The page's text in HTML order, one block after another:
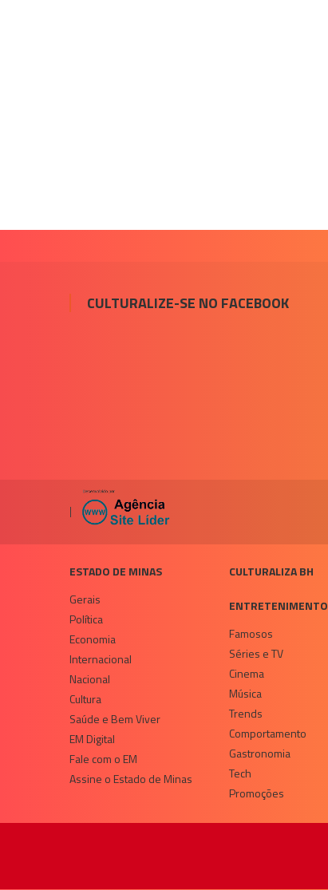
CULTURALIZE-SE NO FACEBOOK
|
ESTADO DE MINAS
Gerais
Política
Economia
Internacional
Nacional
Cultura
Saúde e Bem Viver
EM Digital
Fale com o EM
Assine o Estado de Minas
CULTURALIZA BH
ENTRETENIMENTO
Famosos
Séries e TV
Cinema
Música
Trends
Comportamento
Gastronomia
Tech
Promoções